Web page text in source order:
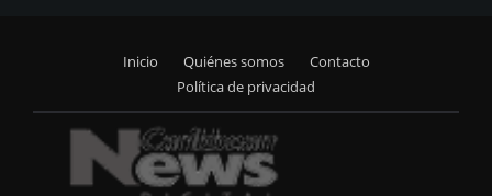
menu
Inicio Quiénes somos
Contacto
Política de privacidad